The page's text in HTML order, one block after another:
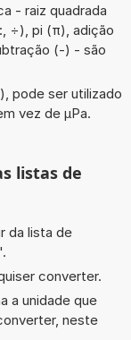
- raiz quadrada
÷), pi (π), adição
(-) - são
pode ser utilizado
vez de µPa.
listas de
da lista de
converter.
a unidade que
neste